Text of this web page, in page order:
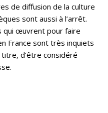
de diffusion de la culture
sont aussi à l’arrêt.
qui œuvrent pour faire
France sont très inquiets
d’être considéré